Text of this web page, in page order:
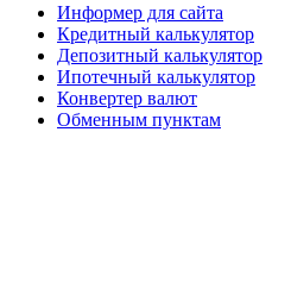
Информер для сайта
Кредитный калькулятор
Депозитный калькулятор
Ипотечный калькулятор
Конвертер валют
Обменным пунктам